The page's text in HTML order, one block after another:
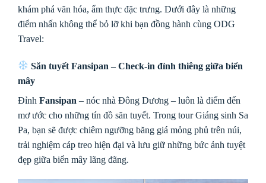
khám phá văn hóa, ẩm thực đặc trưng. Dưới đây là những
điểm nhấn không thể bỏ lỡ khi bạn đồng hành cùng ODG
Travel:
Săn tuyết Fansipan – Check-in đỉnh thiêng giữa biển
mây
Đỉnh Fansipan – nóc nhà Đông Dương – luôn là điểm đến
mơ ước cho những tín đồ săn tuyết. Trong tour Giáng sinh Sa
Pa, bạn sẽ được chiêm ngưỡng băng giá mỏng phủ trên núi,
trải nghiệm cáp treo hiện đại và lưu giữ những bức ảnh tuyệt
đẹp giữa biển mây lãng đãng.